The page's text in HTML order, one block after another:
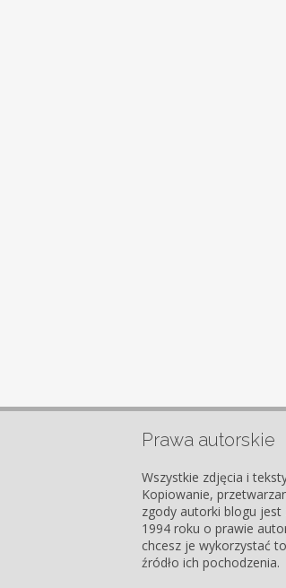
Prawa autorskie
Wszystkie zdjęcia i
Kopiowanie,
zgody autorki blogu
1994 roku o prawie
chcesz je wykorzystać
źródło ich pochodzenia.